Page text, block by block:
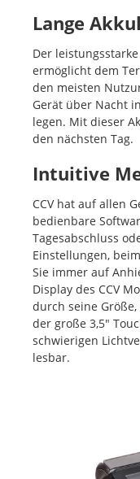
Lange
Der
ermöglicht dem
den meisten
Gerät über Nacht
legen. Mit dieser
den nächsten Tag.
Intuitive
CCV hat auf allen
bedienbare
Tagesabschluss
Einstellungen,
Sie immer auf
Display des CCV
durch seine
der große 3,5"
schwierigen
lesbar.